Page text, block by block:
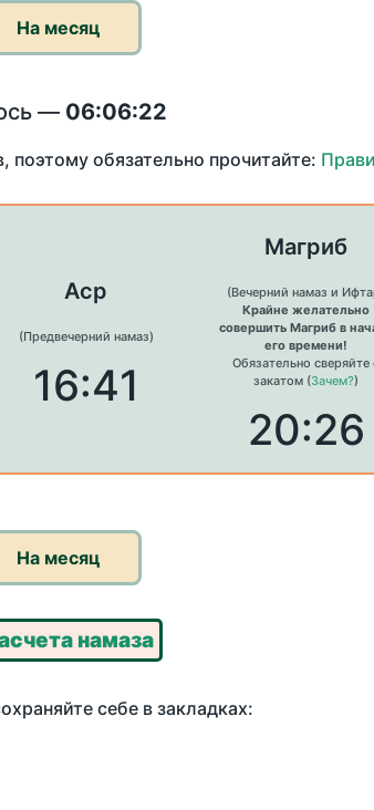
На месяц
— 06:06:22
поэтому обязательно прочитайте:
Аср
(Предвечерний намаз)
16:41
Магриб
(Вечерний намаз и
Крайне желательно
совершить Магриб в
его времени!
Обязательно сверяйте
закатом (Зачем?)
20:26
На месяц
намаза
себе в закладках: